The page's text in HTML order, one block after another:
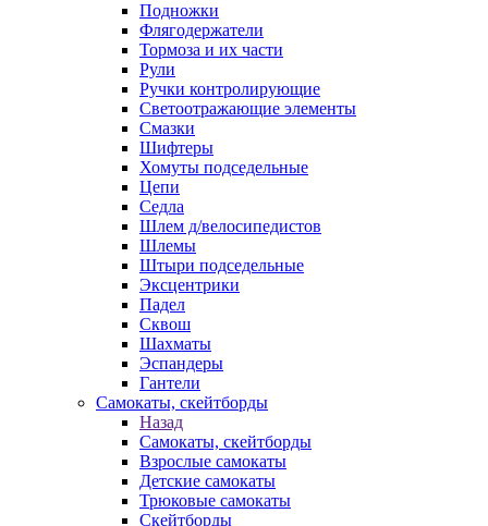
Подножки
Флягодержатели
Тормоза и их части
Рули
Ручки контролирующие
Светоотражающие элементы
Смазки
Шифтеры
Хомуты подседельные
Цепи
Седла
Шлем д/велосипедистов
Шлемы
Штыри подседельные
Эксцентрики
Падел
Сквош
Шахматы
Эспандеры
Гантели
Самокаты, скейтборды
Назад
Самокаты, скейтборды
Взрослые самокаты
Детские самокаты
Трюковые самокаты
Скейтборды